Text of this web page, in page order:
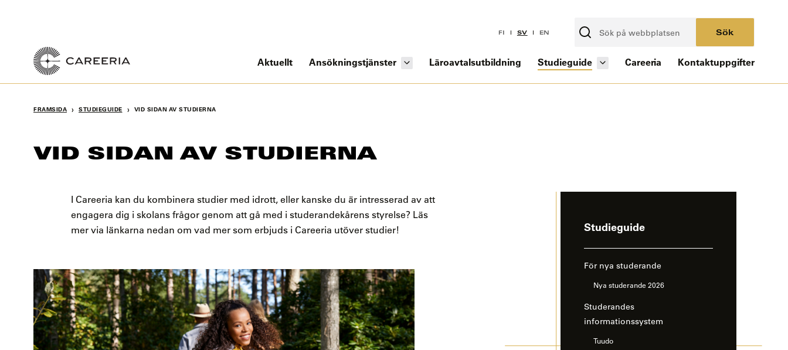
FI SV EN Sök
Aktuellt Ansökningstjänster Läroavtalsutbildning Studieguide Careeria Kontaktuppgifter
FRAMSIDA › STUDIEGUIDE › VID SIDAN AV STUDIERNA
VID SIDAN AV STUDIERNA
I Careeria kan du kombinera studier med idrott, eller kanske du är intresserad av att
engagera dig i skolans frågor genom att gå med i studerandekårens styrelse? Läs
mer via länkarna nedan om vad mer som erbjuds i Careeria utöver studier!
Studieguide-
För nya studerande
Nya studerande 2026
Studerandes
informationssystem
Tuudo